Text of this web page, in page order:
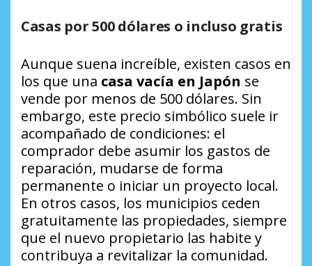
Casas por 500 dólares o incluso gratis
Aunque suena increíble, existen casos en
los que una casa vacía en Japón se
vende por menos de 500 dólares. Sin
embargo, este precio simbólico suele ir
acompañado de condiciones: el
comprador debe asumir los gastos de
reparación, mudarse de forma
permanente o iniciar un proyecto local.
En otros casos, los municipios ceden
gratuitamente las propiedades, siempre
que el nuevo propietario las habite y
contribuya a revitalizar la comunidad.